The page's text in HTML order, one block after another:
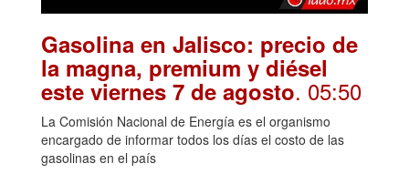
Gasolina en Jalisco: precio de
la magna, premium y diésel
este viernes 7 de agosto. 05:50
La Comisión Nacional de Energía es el organismo
encargado de informar todos los días el costo de las
gasolinas en el país